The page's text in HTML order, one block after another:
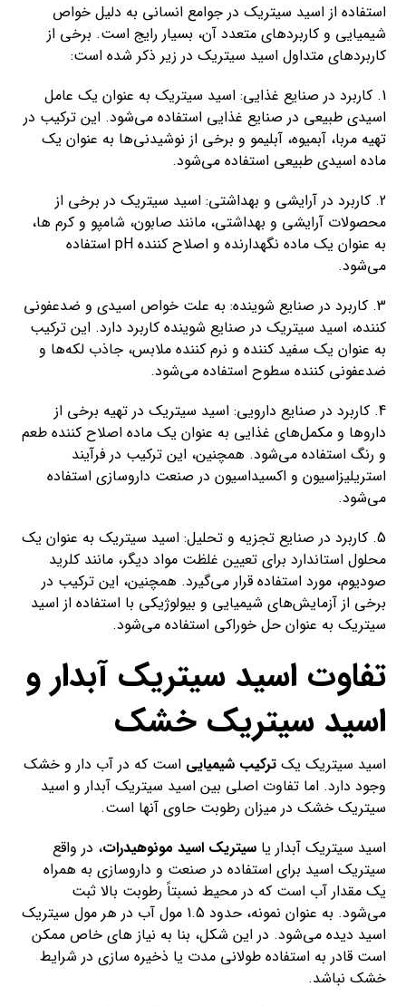
استفاده از اسید سیتریک در جوامع انسانی به دلیل خواص
شیمیایی و کاربردهای متعدد آن، بسیار رایج است. برخی از
کاربردهای متداول اسید سیتریک در زیر ذکر شده است:
1. کاربرد در صنایع غذایی: اسید سیتریک به عنوان یک عامل
اسیدی طبیعی در صنایع غذایی استفاده می‌شود. این ترکیب در
تهیه مربا، آبمیوه، آبلیمو و برخی از نوشیدنی‌ها به عنوان یک
ماده اسیدی طبیعی استفاده می‌شود.
2. کاربرد در آرایشی و بهداشتی: اسید سیتریک در برخی از
محصولات آرایشی و بهداشتی، مانند صابون، شامپو و کرم ها،
به عنوان یک ماده نگهدارنده و اصلاح کننده pH استفاده
می‌شود.
3. کاربرد در صنایع شوینده: به علت خواص اسیدی و ضدعفونی
کننده، اسید سیتریک در صنایع شوینده کاربرد دارد. این ترکیب
به عنوان یک سفید کننده و نرم کننده ملابس، جاذب لکه‌ها و
ضدعفونی کننده سطوح استفاده می‌شود.
4. کاربرد در صنایع دارویی: اسید سیتریک در تهیه برخی از
داروها و مکمل‌های غذایی به عنوان یک ماده اصلاح کننده طعم
و رنگ استفاده می‌شود. همچنین، این ترکیب در فرآیند
استریلیزاسیون و اکسیداسیون در صنعت داروسازی استفاده
می‌شود.
5. کاربرد در صنایع تجزیه و تحلیل: اسید سیتریک به عنوان یک
محلول استاندارد برای تعیین غلظت مواد دیگر، مانند کلرید
صودیوم، مورد استفاده قرار می‌گیرد. همچنین، این ترکیب در
برخی از آزمایش‌های شیمیایی و بیولوژیکی با استفاده از اسید
سیتریک به عنوان حل خوراکی استفاده می‌شود.
تفاوت اسید سیتریک آبدار و
اسید سیتریک خشک
اسید سیتریک یکترکیب شیمیایی است که در آب دار و خشک
وجود دارد. اما تفاوت اصلی بین اسید سیتریک آبدار و اسید
سیتریک خشک در میزان رطوبت حاوی آنها است.
اسید سیتریک آبدار یاسیتریک اسید مونوهیدرات، در واقع
سیتریک اسید برای استفاده در صنعت و داروسازی به همراه
یک مقدار آب است که در محیط نسبتاً رطوبت بالا ثبت
می‌شود. به عنوان نمونه، حدود 1.5 مول آب در هر مول سیتریک
اسید دیده می‌شود. در این شکل، بنا به نیاز های خاص ممکن
است قادر به استفاده طولانی مدت یا ذخیره سازی در شرایط
خشک نباشد.